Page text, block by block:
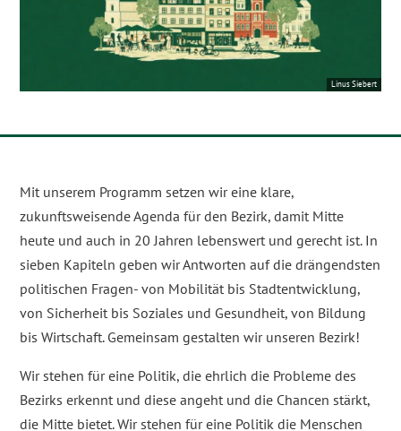
Linus Siebert
Mit unserem Programm setzen wir eine klare,
zukunftsweisende Agenda für den Bezirk, damit Mitte
heute und auch in 20 Jahren lebenswert und gerecht ist. In
sieben Kapiteln geben wir Antworten auf die drängendsten
politischen Fragen- von Mobilität bis Stadtentwicklung,
von Sicherheit bis Soziales und Gesundheit, von Bildung
bis Wirtschaft. Gemeinsam gestalten wir unseren Bezirk!
Wir stehen für eine Politik, die ehrlich die Probleme des
Bezirks erkennt und diese angeht und die Chancen stärkt,
die Mitte bietet. Wir stehen für eine Politik die Menschen